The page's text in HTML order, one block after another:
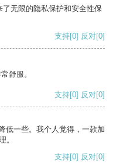
无限的隐私保护和安全性保
支持[0] 反对[0]
舒服。
支持[0] 反对[0]
低一些。我个人觉得，一款加
。
支持[0] 反对[0]